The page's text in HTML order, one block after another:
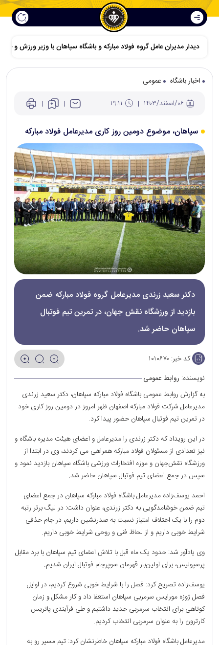
دیدار مدیران عامل گروه فولاد مبارکه و باشگاه سپاهان با وزیر ورزش و
اخبار باشگاه
عمومی
سپاهان، موضوع دومین روز کاری مدیرعامل فولاد مبارکه
دکتر سعید زرندی مدیرعامل گروه فولاد مبارکه ضمن
بازدید از ورزشگاه نقش جهان، در تمرین تیم فوتبال
سپاهان حاضر شد.
کد خبر: ۱۰۱۰۶۷۰
نویسنده: روابط عمومی
به گزارش روابط عمومی باشگاه فولاد مبارکه سپاهان، دکتر سعید زرندی
مدیرعامل شرکت فولاد مبارکه اصفهان ظهر امروز در دومین روز کاری خود
در تمرین تیم فوتبال سپاهان حضور پیدا کرد.
در این رویداد که دکتر زرندی را مدیرعامل و اعضای هیئت مدیره باشگاه و
نیز تعدادی از مسئولان فولاد مبارکه همراهی می کردند، وی در ابتدا از
ورزشگاه نقش‌جهان و موزه افتخارات ورزشی باشگاه سپاهان بازدید نمود و
سپس در جمع اعضای تیم فوتبال سپاهان حاضر شد.
احمد یوسف‌زاده مدیرعامل باشگاه فولاد مبارکه سپاهان در جمع اعضای
تیم ضمن خوشامدگویی به دکتر زرندی، عنوان داشت: در لیگ برتر رتبه
دوم را با یک اختلاف امتیاز نسبت به صدرنشین داریم، در جام حذفی
شرایط خوبی داریم و از لحاظ فنی و روحی شرایط خوبی داریم.
وی یادآور شد: حدود یک ماه قبل با تلاش اعضای تیم سپاهان با برد مقابل
پرسپولیس، برای اولین‌بار قهرمان سوپرجام فوتبال ایران شدیم.
یوسف‌زاده تصریح کرد: فصل را با شرایط خوبی شروع کردیم، در اوایل
فصل ژوزه مورایس سرمربی سپاهان استعفا داد و کار مشکل و زمان
کوتاهی برای انتخاب سرمربی جدید داشتیم و طی فرآیندی پاتریس
کارترون را به عنوان سرمربی انتخاب کردیم.
مدیرعامل باشگاه فولاد مبارکه سپاهان خاطرنشان کرد: تیم مسیر رو به